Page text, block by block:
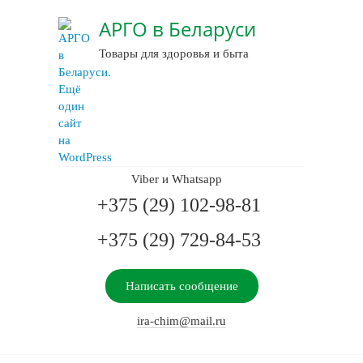
АРГО в Беларуси
Товары для здоровья и быта
Viber и Whatsapp
+375 (29) 102-98-81
+375 (29) 729-84-53
Написать сообщение
ira-chim@mail.ru